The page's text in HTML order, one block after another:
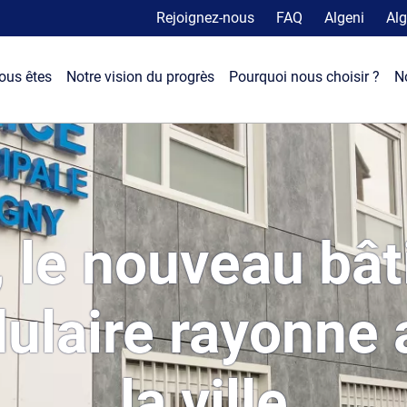
Rejoignez-nous FAQ Algeni
êtes Notre vision du progrès Pourquoi nous choisir ?
le nouveau